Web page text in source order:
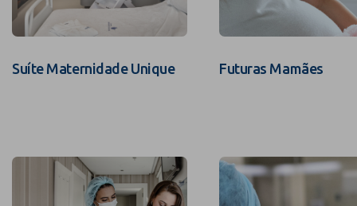
Suíte Maternidade Unique Futuras Mamães